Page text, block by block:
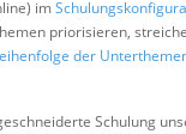
im
priorisieren,
der
Schulung